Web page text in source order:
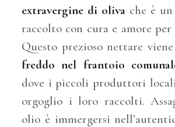
extravergine di oliva che è
raccolto con cura e amore
Questo prezioso nettare
freddo nel frantoio
dove i piccoli produttori
orgoglio i loro raccolti.
olio è immergersi